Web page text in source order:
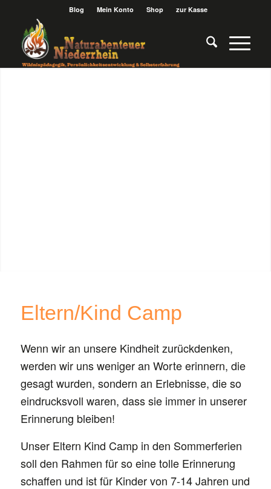
Blog Mein Konto Shop zur Kasse
Eltern/Kind Camp
Wenn wir an unsere Kindheit zurückdenken,
werden wir uns weniger an Worte erinnern, die
gesagt wurden, sondern an Erlebnisse, die so
eindrucksvoll waren, dass sie immer in unserer
Erinnerung bleiben!
Unser Eltern Kind Camp in den Sommerferien
soll den Rahmen für so eine tolle Erinnerung
schaffen und ist für Kinder von 7-14 Jahren und